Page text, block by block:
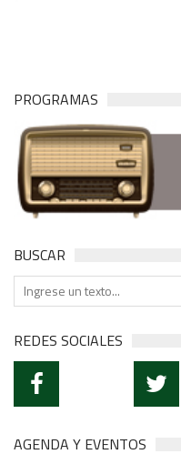
PROGRAMAS
BUSCAR
REDES SOCIALES
AGENDA Y EVENTOS